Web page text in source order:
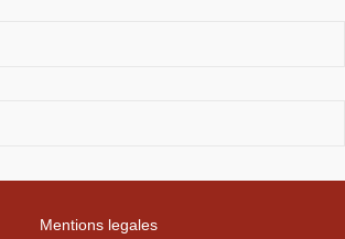
Mentions legales